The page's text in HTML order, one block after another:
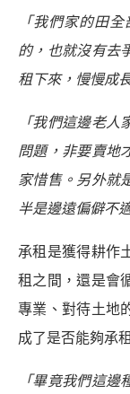
「我們家的田
的，也就沒有去
租下來，慢慢成
「我們這邊老
問題，非要賣地
家惜售。另外就
半是邊遠偏僻不
承租是獲得耕作
租之間，還是會
專業、對待土地
成了是否能夠承
「畢竟我們這